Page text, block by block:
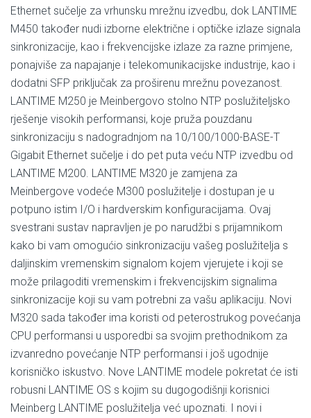
Ethernet sučelje za vrhunsku mrežnu izvedbu, dok LANTIME
M450 također nudi izborne električne i optičke izlaze signala
sinkronizacije, kao i frekvencijske izlaze za razne primjene,
ponajviše za napajanje i telekomunikacijske industrije, kao i
dodatni SFP priključak za proširenu mrežnu povezanost.
LANTIME M250 je Meinbergovo stolno NTP poslužiteljsko
rješenje visokih performansi, koje pruža pouzdanu
sinkronizaciju s nadogradnjom na 10/100/1000-BASE-T
Gigabit Ethernet sučelje i do pet puta veću NTP izvedbu od
LANTIME M200. LANTIME M320 je zamjena za
Meinbergove vodeće M300 poslužitelje i dostupan je u
potpuno istim I/O i hardverskim konfiguracijama. Ovaj
svestrani sustav napravljen je po narudžbi s prijamnikom
kako bi vam omogućio sinkronizaciju vašeg poslužitelja s
daljinskim vremenskim signalom kojem vjerujete i koji se
može prilagoditi vremenskim i frekvencijskim signalima
sinkronizacije koji su vam potrebni za vašu aplikaciju. Novi
M320 sada također ima koristi od peterostrukog povećanja
CPU performansi u usporedbi sa svojim prethodnikom za
izvanredno povećanje NTP performansi i još ugodnije
korisničko iskustvo. Nove LANTIME modele pokretat će isti
robusni LANTIME OS s kojim su dugogodišnji korisnici
Meinberg LANTIME poslužitelja već upoznati. I novi i